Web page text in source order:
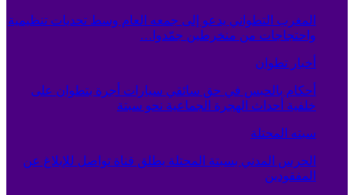
المغرب التطواني يدعو إلى جمعه العام وسط تحديات تنظيمية
واحتجاجات من منخرطين جمّدوا…
أخبار تطوان
أحكام بالحبس في حق سائقي سيارات أجرة بتطوان على
خلفية أحداث الهجرة الجماعية نحو سبتة
سبته المحتلة
الحرس المدني بسبتة المحتلة يطلق قناة تواصل للإبلاغ عن
المفقودين